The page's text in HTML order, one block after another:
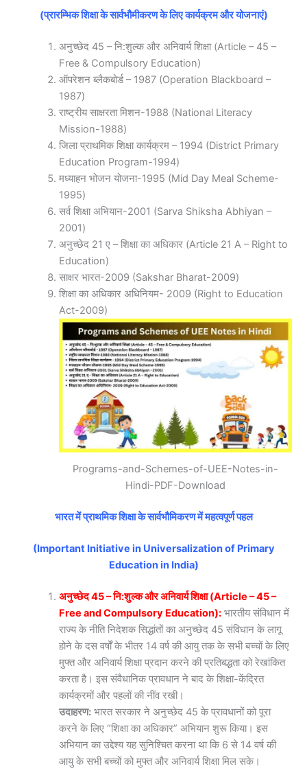
(प्रारम्भिक शिक्षा के सार्वभौमीकरण के लिए कार्यक्रम और योजनाएं)
अनुच्छेद 45 – नि:शुल्क और अनिवार्य शिक्षा (Article – 45 –
Free & Compulsory Education)
ऑपरेशन ब्लैकबोर्ड – 1987 (Operation Blackboard –
1987)
राष्ट्रीय साक्षरता मिशन-1988 (National Literacy
Mission-1988)
जिला प्राथमिक शिक्षा कार्यक्रम – 1994 (District Primary
Education Program-1994)
मध्याहन भोजन योजना-1995 (Mid Day Meal Scheme-
1995)
सर्व शिक्षा अभियान-2001 (Sarva Shiksha Abhiyan –
2001)
अनुच्छेद 21 ए – शिक्षा का अधिकार (Article 21 A – Right to
Education)
साक्षर भारत-2009 (Sakshar Bharat-2009)
शिक्षा का अधिकार अधिनियम- 2009 (Right to Education
Act-2009)
Programs-and-Schemes-of-UEE-Notes-in-
Hindi-PDF-Download
भारत में प्राथमिक शिक्षा के सार्वभौमिकरण में महत्वपूर्ण पहल
(Important Initiative in Universalization of Primary
Education in India)
अनुच्छेद 45 – नि:शुल्क और अनिवार्य शिक्षा (Article – 45 –
Free and Compulsory Education): भारतीय संविधान में
राज्य के नीति निदेशक सिद्धांतों का अनुच्छेद 45 संविधान के लागू
होने के दस वर्षों के भीतर 14 वर्ष की आयु तक के सभी बच्चों के लिए
मुफ्त और अनिवार्य शिक्षा प्रदान करने की प्रतिबद्धता को रेखांकित
करता है। इस संवैधानिक प्रावधान ने बाद के शिक्षा-केंद्रित
कार्यक्रमों और पहलों की नींव रखी।
उदाहरण: भारत सरकार ने अनुच्छेद 45 के प्रावधानों को पूरा
करने के लिए “शिक्षा का अधिकार” अभियान शुरू किया। इस
अभियान का उद्देश्य यह सुनिश्चित करना था कि 6 से 14 वर्ष की
आयु के सभी बच्चों को मुफ्त और अनिवार्य शिक्षा मिल सके।